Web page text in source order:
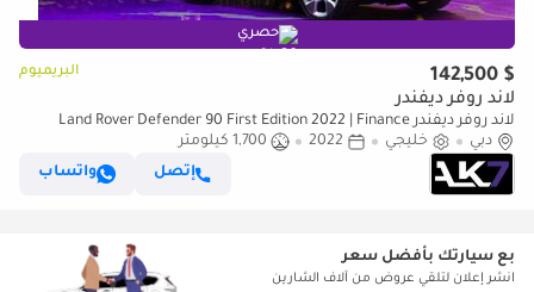
حصري
$ 142,500 البريميوم
لاند روفر ديفندر
لاند روفر ديفندر Land Rover Defender 90 First Edition 2022 | Finance
available
دبي خليجي 2022
1,700 كيلومتر
إتصل
واتساب
بع سيارتك بأفضل سعر
انشر إعلان لتلقي عروض من آلاف الشارين